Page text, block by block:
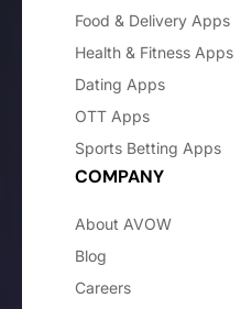
Food & Delivery Apps
Health & Fitness Apps
Dating Apps
OTT Apps
Sports Betting Apps
COMPANY
About AVOW
Blog
Careers